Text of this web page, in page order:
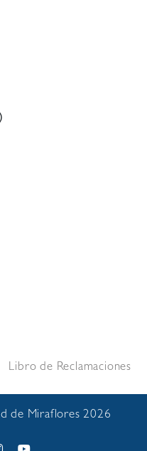
Libro de Reclamaciones
de Miraflores 2026